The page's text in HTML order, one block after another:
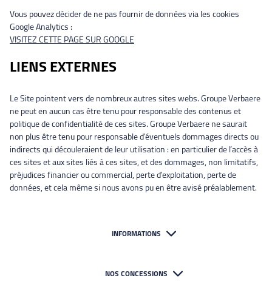
Vous pouvez décider de ne pas fournir de données via les cookies
Google Analytics :
VISITEZ CETTE PAGE SUR GOOGLE
LIENS EXTERNES
Le Site pointent vers de nombreux autres sites webs. Groupe Verbaere
ne peut en aucun cas être tenu pour responsable des contenus et
politique de confidentialité de ces sites. Groupe Verbaere ne saurait
non plus être tenu pour responsable d’éventuels dommages directs ou
indirects qui découleraient de leur utilisation : en particulier de l’accès à
ces sites et aux sites liés à ces sites, et des dommages, non limitatifs,
préjudices financier ou commercial, perte d’exploitation, perte de
données, et cela même si nous avons pu en être avisé préalablement.
INFORMATIONS
NOS CONCESSIONS